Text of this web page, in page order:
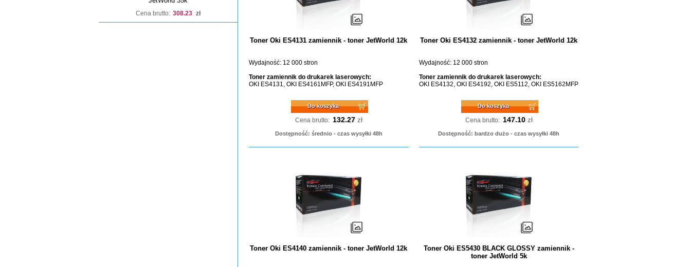
Cena brutto: 308.23 zł
Toner Oki ES4131 zamiennik - toner JetWorld 12k
Wydajność: 12 000 stron
Toner zamiennik do drukarek laserowych:
OKI ES4131, OKI ES4161MFP, OKI ES4191MFP
Do koszyka
Cena brutto: 132.27 zł
Dostępność: średnio - czas wysyłki 48h
Toner Oki ES4132 zamiennik - toner JetWorld 12k
Wydajność: 12 000 stron
Toner zamiennik do drukarek laserowych:
OKI ES4132, OKI ES4192, OKI ES5112, OKI ES5162MFP
Do koszyka
Cena brutto: 147.10 zł
Dostępność: bardzo dużo - czas wysyłki 48h
Toner Oki ES4140 zamiennik - toner JetWorld 12k
Toner Oki ES5430 BLACK GLOSSY zamiennik -
toner JetWorld 5k